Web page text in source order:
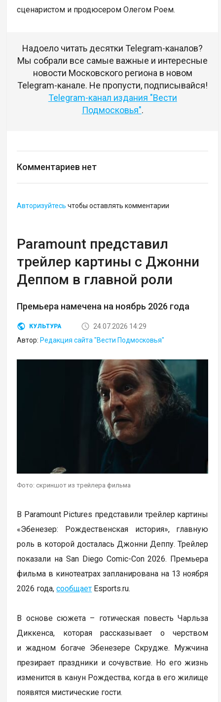
сценаристом и продюсером Олегом Роем.
Надоело читать десятки Telegram-каналов?
Мы собрали все самые важные и интересные
новости Московского региона в новом
Telegram-канале. Не пропусти, подписывайся!
Telegram-канал издания "Вести
Подмосковья".
Комментариев нет
Авторизуйтесь чтобы оставлять комментарии
Paramount представил
трейлер картины с Джонни
Деппом в главной роли
Премьера намечена на ноябрь 2026 года
КУЛЬТУРА
24.07.2026 14:29
Автор: Редакция сайта "Вести Подмосковья"
Фото: скриншот из трейлера фильма
В Paramount Pictures представили трейлер картины
«Эбенезер: Рождественская история», главную
роль в которой досталась Джонни Деппу. Трейлер
показали на San Diego Comic-Con 2026. Премьера
фильма в кинотеатрах запланирована на 13 ноября
2026 года,сообщает Еsports.ru.
В основе сюжета – готическая повесть Чарльза
Диккенса, которая рассказывает о черством
и жадном богаче Эбенезере Скрудже. Мужчина
презирает праздники и сочувствие. Но его жизнь
изменится в канун Рождества, когда в его жилище
появятся мистические гости.